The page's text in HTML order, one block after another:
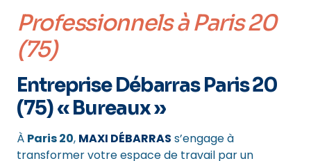
Professionnelsà Paris 20
(75)
Entreprise Débarras Paris 20
(75) « Bureaux »
À Paris 20, MAXI DÉBARRAS s’engage à
transformer votre espace de travail par un